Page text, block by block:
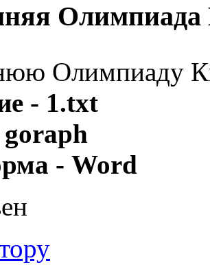
Олимпиада
Олимпиаду
- 1.txt
- Word